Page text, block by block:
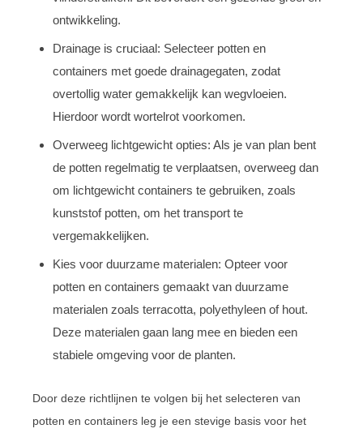
ontwikkeling.
Drainage is cruciaal: Selecteer potten en
containers met goede drainagegaten, zodat
overtollig water gemakkelijk kan wegvloeien.
Hierdoor wordt wortelrot voorkomen.
Overweeg lichtgewicht opties: Als je van plan bent
de potten regelmatig te verplaatsen, overweeg dan
om lichtgewicht containers te gebruiken, zoals
kunststof potten, om het transport te
vergemakkelijken.
Kies voor duurzame materialen: Opteer voor
potten en containers gemaakt van duurzame
materialen zoals terracotta, polyethyleen of hout.
Deze materialen gaan lang mee en bieden een
stabiele omgeving voor de planten.
Door deze richtlijnen te volgen bij het selecteren van
potten en containers leg je een stevige basis voor het